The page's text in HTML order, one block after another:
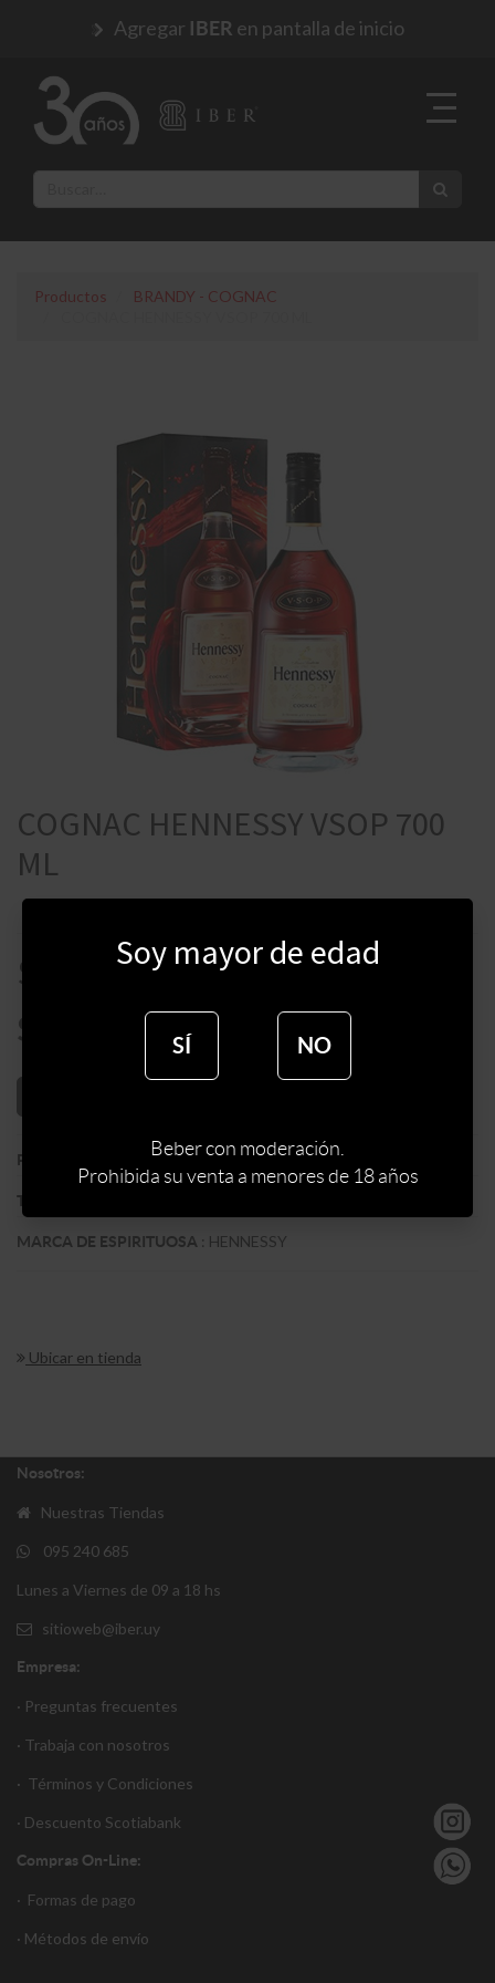
Agregar IBER en pantalla de inicio
Productos
BRANDY - COGNAC
COGNAC HENNESSY VSOP 700
ML
$ 7440
$
PAIS
TIPO DE ESPIRITUOSA
MARCA DE ESPIRITUOSA : HENNESSY
Ubicar en tienda
Nosotros:
Nuestras Tiendas
095 240 685
Lunes a Viernes de 09 a 18 hs
sitioweb@iber.uy
Empresa:
· Preguntas frecuentes
· Trabaja con nosotros
· Términos y Condiciones
· Descuento Scotiabank
Compras On-Line:
· Formas de pago
· Métodos de envío
Soy mayor de edad
SÍ NO
Beber con moderación.
Prohibida su venta a menores de 18 años